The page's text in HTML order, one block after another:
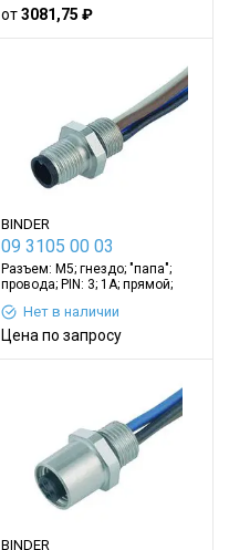
от3081,75 ₽
BINDER
09 3105 00 03
Разъем: M5; гнездо; "папа";
провода; PIN: 3; 1А; прямой;
Нет в наличии
Цена по запросу
BINDER